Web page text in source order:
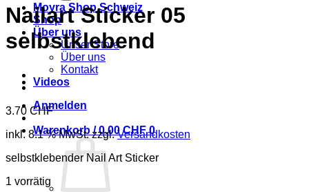
Moyra Shop Schweiz
Shop
Über uns
Unser Store
Über uns
Kontakt
Videos
Anmelden
Warenkorb /0.00CHF 0
Nailart Sticker 05
selbstklebend
3.70 CHF
inkl. 8.1 % MwSt. zzgl.Versandkosten
selbstklebender Nail Art Sticker
1 vorrätig